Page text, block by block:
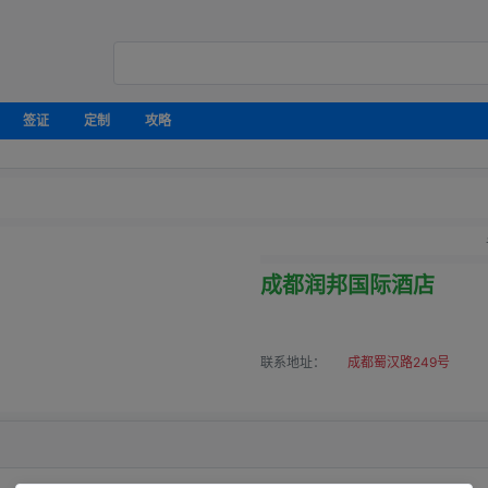
签证 定制 攻略
成都润邦国际酒店
联系地址： 成都蜀汉路249号